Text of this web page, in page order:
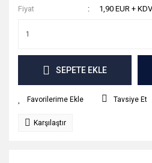
Fiyat
1,90 EUR + KDV
SEPETE EKLE
Tavsiye Et
Karşılaştır